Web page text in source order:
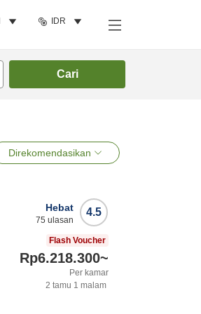
IDR
Cari
Direkomendasikan
4.5
Hebat
75 ulasan
Flash Voucher
Rp6.218.300~
Per kamar
2 tamu 1 malam